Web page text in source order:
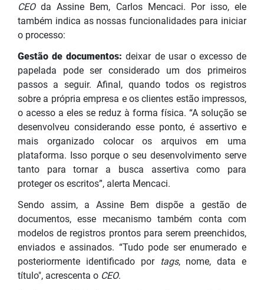
CEOda Assine Bem, Carlos Mencaci. Por isso, ele
também indica as nossas funcionalidades para iniciar
o processo:
Gestão de documentos:deixar de usar o excesso de
papelada pode ser considerado um dos primeiros
passos a seguir. Afinal, quando todos os registros
sobre a própria empresa e os clientes estão impressos,
o acesso a eles se reduz à forma física. “A solução se
desenvolveu considerando esse ponto, é assertivo e
mais organizado colocar os arquivos em uma
plataforma. Isso porque o seu desenvolvimento serve
tanto para tornar a busca assertiva como para
proteger os escritos”, alerta Mencaci.
Sendo assim, a Assine Bem dispõe a gestão de
documentos, esse mecanismo também conta com
modelos de registros prontos para serem preenchidos,
enviados e assinados. “Tudo pode ser enumerado e
posteriormente identificado por tags, nome, data e
título", acrescenta o CEO.